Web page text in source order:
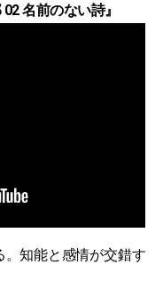
名前のない詩』
。知能と感情が交錯す